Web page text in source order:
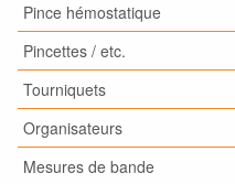
Pince hémostatique
Pincettes / etc.
Tourniquets
Organisateurs
Mesures de bande